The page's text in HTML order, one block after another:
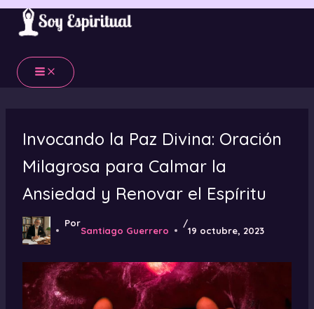
Ir
contenido
Invocando la Paz Divina: Oración
Milagrosa para Calmar la
Ansiedad y Renovar el Espíritu
Por
Santiago Guerrero
/
19 octubre, 2023